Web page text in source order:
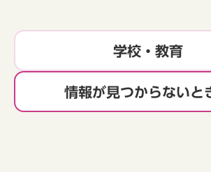
学校・教育
情報が見つからないと